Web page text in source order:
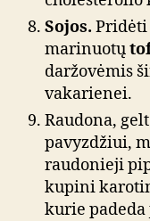
Sojos. Pridėti
marinuotų
daržovėmis
vakarienei.
Raudona,
pavyzdžiui,
raudonieji
kupini
kurie